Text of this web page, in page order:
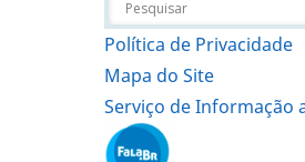
Política de Privacidade
Mapa do Site
Serviço de Informação